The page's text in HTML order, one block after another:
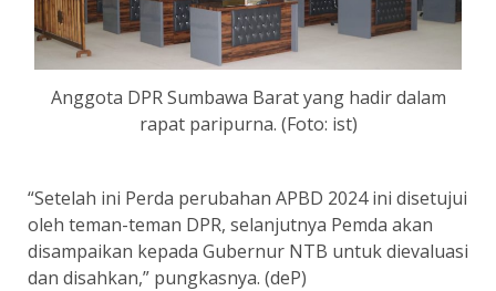
Anggota DPR Sumbawa Barat yang hadir dalam
rapat paripurna. (Foto: ist)
“Setelah ini Perda perubahan APBD 2024 ini disetujui
oleh teman-teman DPR, selanjutnya Pemda akan
disampaikan kepada Gubernur NTB untuk dievaluasi
dan disahkan,” pungkasnya. (deP)